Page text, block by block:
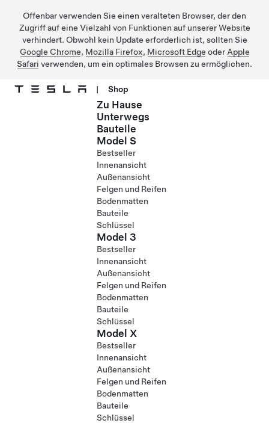
Offenbar verwenden Sie einen veralteten Browser, der den
Zugriff auf eine Vielzahl von Funktionen auf unserer Website
verhindert. Obwohl kein Update erforderlich ist, sollten Sie
Google Chrome, Mozilla Firefox, Microsoft Edge oder Apple
Safari verwenden, um ein optimales Browsen zu ermöglichen.
| Shop
Zu Hause
Unterwegs
Bauteile
Model S
Bestseller
Innenansicht
Außenansicht
Felgen und Reifen
Bodenmatten
Bauteile
Schlüssel
Model 3
Bestseller
Innenansicht
Außenansicht
Felgen und Reifen
Bodenmatten
Bauteile
Schlüssel
Model X
Bestseller
Innenansicht
Außenansicht
Felgen und Reifen
Bodenmatten
Bauteile
Schlüssel